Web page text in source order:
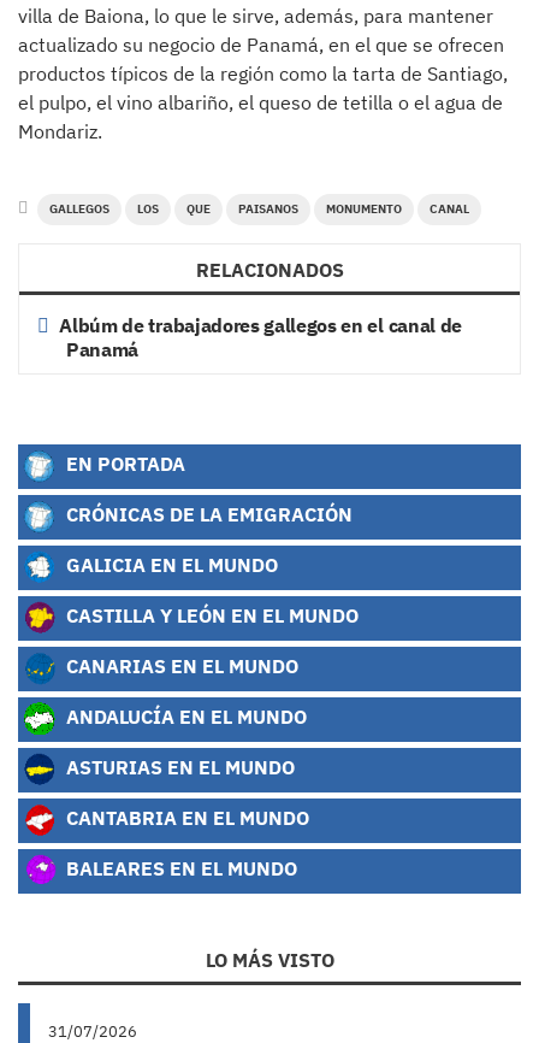
villa de Baiona, lo que le sirve, además, para mantener
actualizado su negocio de Panamá, en el que se ofrecen
productos típicos de la región como la tarta de Santiago,
el pulpo, el vino albariño, el queso de tetilla o el agua de
Mondariz.
GALLEGOS LOS QUE PAISANOS MONUMENTO CANAL
RELACIONADOS
Albúm de trabajadores gallegos en el canal de
Panamá
EN PORTADA
CRÓNICAS DE LA EMIGRACIÓN
GALICIA EN EL MUNDO
CASTILLA Y LEÓN EN EL MUNDO
CANARIAS EN EL MUNDO
ANDALUCÍA EN EL MUNDO
ASTURIAS EN EL MUNDO
CANTABRIA EN EL MUNDO
BALEARES EN EL MUNDO
LO MÁS VISTO
31/07/2026